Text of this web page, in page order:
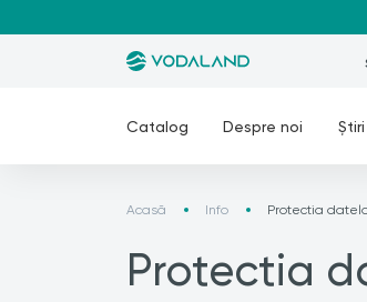
Catalog Despre noi
Acasă Info Protectia
Protectia